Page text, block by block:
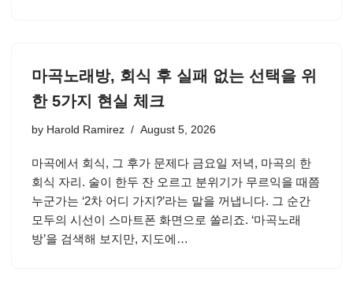
마곡노래방, 회식 후 실패 없는 선택을 위
한 5가지 현실 체크
by Harold Ramirez August 5, 2026
마곡에서 회식, 그 후가 문제다 금요일 저녁, 마곡의 한
회식 자리. 술이 한두 잔 오르고 분위기가 무르익을 때쯤
누군가는 ‘2차 어디 가지?’라는 말을 꺼냅니다. 그 순간
모두의 시선이 스마트폰 화면으로 쏠리죠. ‘마곡노래
방’을 검색해 보지만, 지도에…